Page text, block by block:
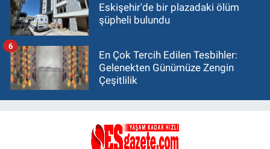
Eskişehir'de bir plazadaki ölüm
şüpheli bulundu
En Çok Tercih Edilen Tesbihler:
Gelenekten Günümüze Zengin
Çeşitlilik
6